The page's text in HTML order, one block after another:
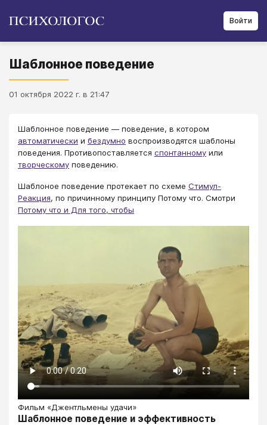
Войти
Шаблонное поведение
01 октября 2022 г. в 21:47
Шаблонное поведение ― поведение, в котором
автоматически и бездумно воспроизводятся шаблоны
поведения. Противопоставляется спонтанному или
творческому поведению.
Шаблоное поведение протекает по схеме Стимул-
Реакция, по причинному принципу Потому что. Смотри
Потому что и Для того, чтобы
Фильм «Джентльмены удачи»
Шаблонное поведение и эффективность